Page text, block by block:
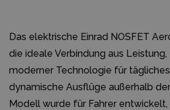
Das elektrische Einrad NOSFET
die ideale Verbindung aus
moderner Technologie für
dynamische Ausflüge außerhalb
Modell wurde für Fahrer entwickelt,